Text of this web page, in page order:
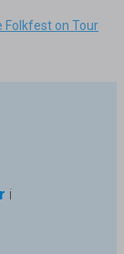
Folkfest on Tour
i